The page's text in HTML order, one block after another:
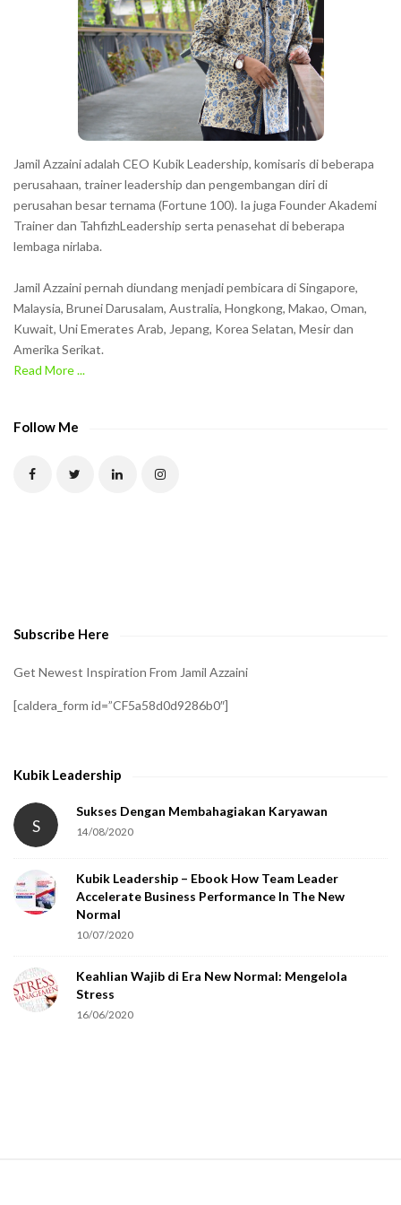
Jamil Azzaini adalah CEO Kubik Leadership, komisaris di beberapa
perusahaan, trainer leadership dan pengembangan diri di
perusahan besar ternama (Fortune 100). Ia juga Founder Akademi
Trainer dan TahfizhLeadership serta penasehat di beberapa
lembaga nirlaba.
Jamil Azzaini pernah diundang menjadi pembicara di Singapore,
Malaysia, Brunei Darusalam, Australia, Hongkong, Makao, Oman,
Kuwait, Uni Emerates Arab, Jepang, Korea Selatan, Mesir dan
Amerika Serikat.
Read More ...
Follow Me
Subscribe Here
Get Newest Inspiration From Jamil Azzaini
[caldera_form id=”CF5a58d0d9286b0″]
Kubik Leadership
S
Sukses Dengan Membahagiakan Karyawan
14/08/2020
Kubik Leadership – Ebook How Team Leader
Accelerate Business Performance In The New
Normal
10/07/2020
Keahlian Wajib di Era New Normal: Mengelola
Stress
16/06/2020